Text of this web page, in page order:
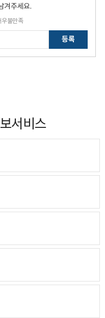
겨주세요.
우불만족
등록
서비스